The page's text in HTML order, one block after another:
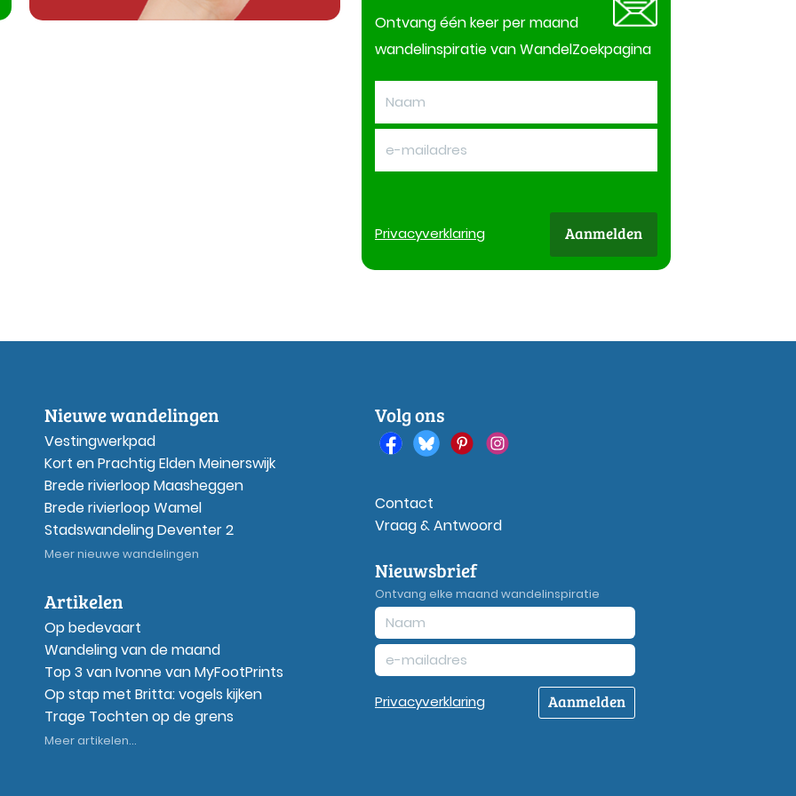
Ontvang één keer per maand
wandelinspiratie van WandelZoekpagina
Privacyverklaring Aanmelden
Nieuwe wandelingen
Vestingwerkpad
Kort en Prachtig Elden Meinerswijk
Brede rivierloop Maasheggen
Brede rivierloop Wamel
Stadswandeling Deventer 2
Meer nieuwe wandelingen
Artikelen
Op bedevaart
Wandeling van de maand
Top 3 van Ivonne van MyFootPrints
Op stap met Britta: vogels kijken
Trage Tochten op de grens
Meer artikelen...
Volg ons
Contact
Vraag & Antwoord
Nieuwsbrief
Ontvang elke maand wandelinspiratie
Privacyverklaring Aanmelden